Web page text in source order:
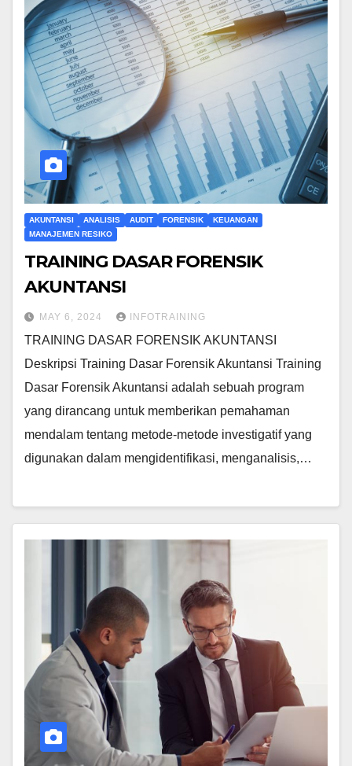
AKUNTANSI ANALISIS AUDIT FORENSIK
KEUANGAN
MANAJEMEN RESIKO
TRAINING DASAR FORENSIK
AKUNTANSI
MAY 6, 2024 INFOTRAINING
TRAINING DASAR FORENSIK AKUNTANSI
Deskripsi Training Dasar Forensik Akuntansi Training
Dasar Forensik Akuntansi adalah sebuah program
yang dirancang untuk memberikan pemahaman
mendalam tentang metode-metode investigatif yang
digunakan dalam mengidentifikasi, menganalisis,…